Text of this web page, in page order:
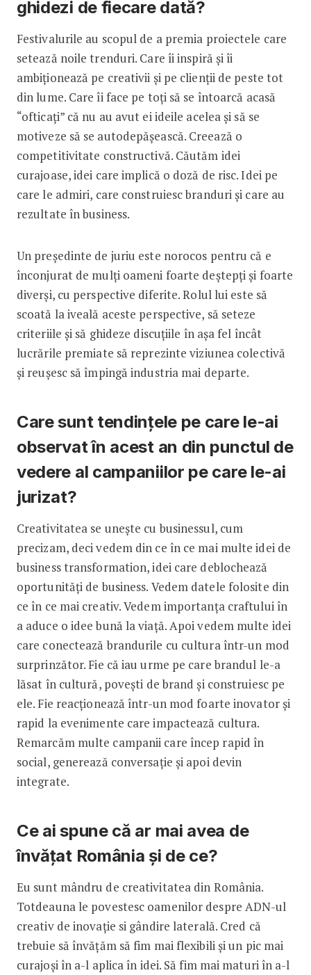
ghidezi de fiecare dată?
Festivalurile au scopul de a premia proiectele care
setează noile trenduri. Care îi inspiră și îi
ambiționează pe creativii și pe clienții de peste tot
din lume. Care îi face pe toți să se întoarcă acasă
“ofticați” că nu au avut ei ideile acelea și să se
motiveze să se autodepășească. Creează o
competitivitate constructivă. Căutăm idei
curajoase, idei care implică o doză de risc. Idei pe
care le admiri, care construiesc branduri și care au
rezultate în business.
Un președinte de juriu este norocos pentru că e
înconjurat de mulți oameni foarte deștepți și foarte
diverși, cu perspective diferite. Rolul lui este să
scoată la iveală aceste perspective, să seteze
criteriile și să ghideze discuțiile în așa fel încât
lucrările premiate să reprezinte viziunea colectivă
și reușesc să împingă industria mai departe.
Care sunt tendințele pe care le-ai
observat în acest an din punctul de
vedere al campaniilor pe care le-ai
jurizat?
Creativitatea se unește cu businessul, cum
precizam, deci vedem din ce în ce mai multe idei de
business transformation, idei care deblochează
oportunități de business. Vedem datele folosite din
ce în ce mai creativ. Vedem importanța craftului în
a aduce o idee bună la viață. Apoi vedem multe idei
care conectează brandurile cu cultura într-un mod
surprinzător. Fie că iau urme pe care brandul le-a
lăsat în cultură, povești de brand și construiesc pe
ele. Fie reacționează într-un mod foarte inovator și
rapid la evenimente care impactează cultura.
Remarcăm multe campanii care încep rapid în
social, generează conversație și apoi devin
integrate.
Ce ai spune că ar mai avea de
învățat România și de ce?
Eu sunt mândru de creativitatea din România.
Totdeauna le povestesc oamenilor despre ADN-ul
creativ de inovație si gândire laterală. Cred că
trebuie să învățăm să fim mai flexibili și un pic mai
curajoși în a-l aplica în idei. Să fim mai maturi în a-l